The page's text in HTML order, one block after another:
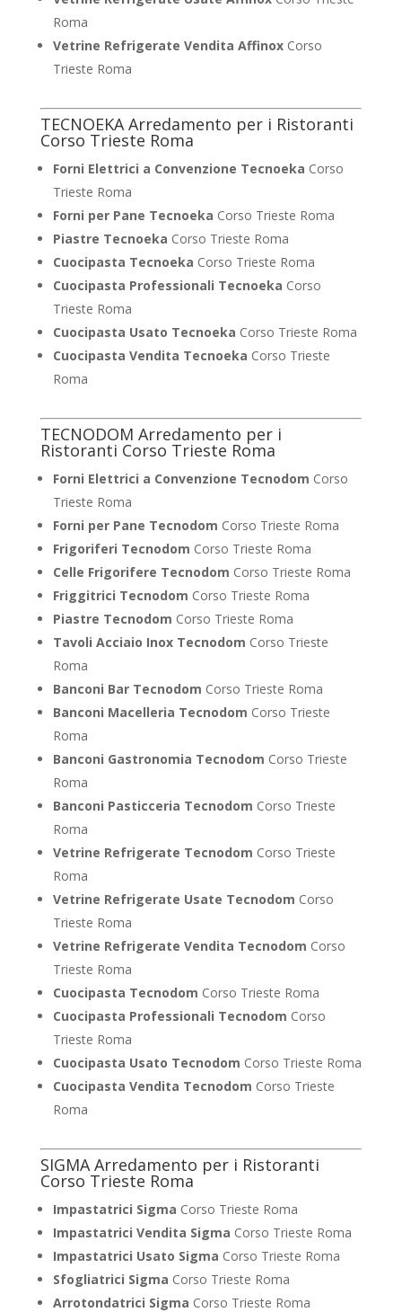
Roma
Vetrine Refrigerate Vendita AffinoxCorso
Trieste Roma
TECNOEKA Arredamento per i Ristoranti
Corso Trieste Roma
Forni Elettrici a Convenzione Tecnoeka Corso
Trieste Roma
Forni per Pane Tecnoeka Corso Trieste Roma
Piastre Tecnoeka Corso Trieste Roma
Cuocipasta Tecnoeka Corso Trieste Roma
Cuocipasta Professionali Tecnoeka Corso
Trieste Roma
Cuocipasta Usato Tecnoeka Corso Trieste Roma
Cuocipasta Vendita Tecnoeka Corso Trieste
Roma
TECNODOM Arredamento per i
Ristoranti Corso Trieste Roma
Forni Elettrici a Convenzione Tecnodom Corso
Trieste Roma
Forni per Pane Tecnodom Corso Trieste Roma
Frigoriferi Tecnodom Corso Trieste Roma
Celle Frigorifere Tecnodom Corso Trieste Roma
Friggitrici Tecnodom Corso Trieste Roma
Piastre Tecnodom Corso Trieste Roma
Tavoli Acciaio Inox Tecnodom Corso Trieste
Roma
Banconi Bar Tecnodom Corso Trieste Roma
Banconi Macelleria Tecnodom Corso Trieste
Roma
Banconi Gastronomia Tecnodom Corso Trieste
Roma
Banconi Pasticceria Tecnodom Corso Trieste
Roma
Vetrine Refrigerate Tecnodom Corso Trieste
Roma
Vetrine Refrigerate Usate Tecnodom Corso
Trieste Roma
Vetrine Refrigerate Vendita Tecnodom Corso
Trieste Roma
Cuocipasta Tecnodom Corso Trieste Roma
Cuocipasta Professionali Tecnodom Corso
Trieste Roma
Cuocipasta Usato Tecnodom Corso Trieste Roma
Cuocipasta Vendita Tecnodom Corso Trieste
Roma
SIGMA Arredamento per i Ristoranti
Corso Trieste Roma
Impastatrici Sigma Corso Trieste Roma
Impastatrici Vendita Sigma Corso Trieste Roma
Impastatrici Usato Sigma Corso Trieste Roma
Sfogliatrici Sigma Corso Trieste Roma
Arrotondatrici Sigma Corso Trieste Roma